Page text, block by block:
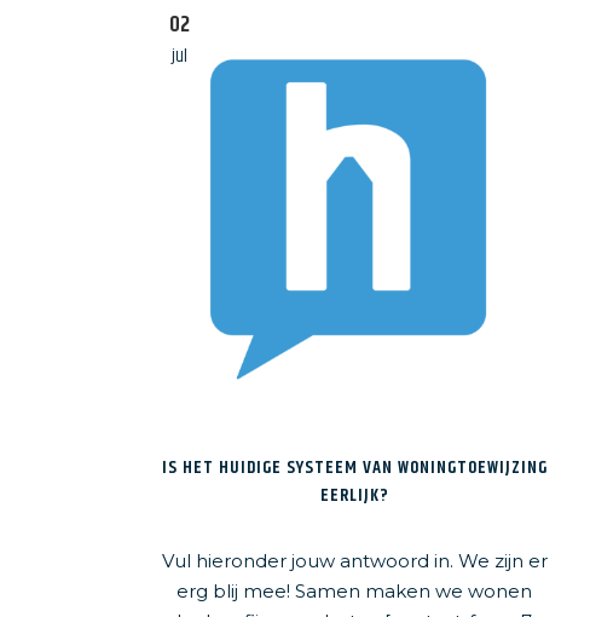
Huurverhoging
02
jul
IS HET HUIDIGE SYSTEEM VAN WONINGTOEWIJZING
EERLIJK?
Vul hieronder jouw antwoord in. We zijn er
erg blij mee! Samen maken we wonen